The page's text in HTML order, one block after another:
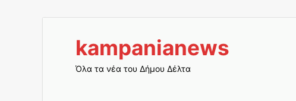
kampanianews
Όλα τα νέα του Δήμου Δέλτα